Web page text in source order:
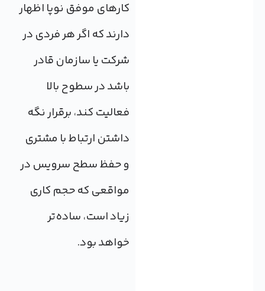
کارهای موفق نوپا اظهار
دارند که اگر هر فردی در
شرکت یا سازمان قادر
باشد در سطوح بالا
فعالیت کند، برقرار نگه
داشتن ارتباط با مشتری
و حفظ سطح سرویس در
مواقعی که حجم کاری
زیاد است، ساده‌تر
خواهد بود.